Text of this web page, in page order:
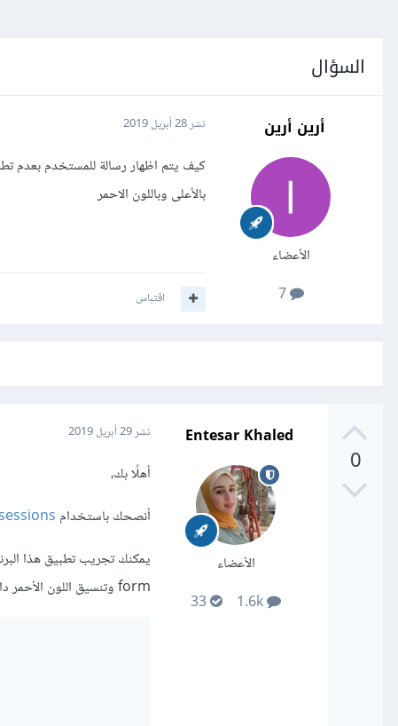
السؤال
أرين أرين
الأعضاء
7
نشر28 أبريل 2019
كيف يتم اظهار رسالة للمستخدم بعدم
بالأعلى وباللون الاحمر
اقتباس
0
Entesar Khaled
الأعضاء
نشر29 أبريل 2019
أهلًا بك،
أنصحك باستخدام
form وتنسيق اللون الأحمر داخل <style>)